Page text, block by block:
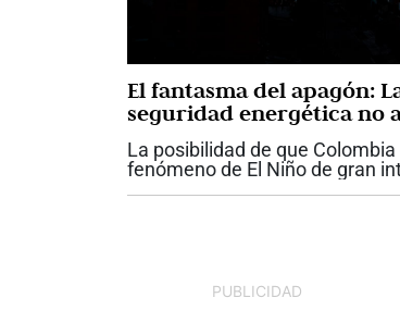
El fantasma del apagón:
seguridad energética no
más improvisación
La posibilidad de que
fenómeno de El Niño de gran
vuelve a poner sobre la mesa
PUBLICIDAD